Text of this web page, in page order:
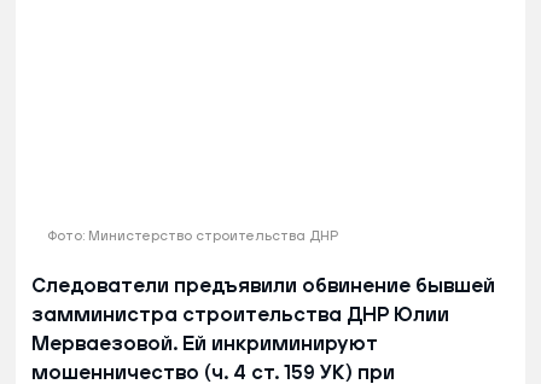
Фото: Министерство строительства ДНР
Следователи предъявили обвинение бывшей
замминистра строительства ДНР Юлии
Мерваезовой. Ей инкриминируют
мошенничество (ч. 4 ст. 159 УК) при